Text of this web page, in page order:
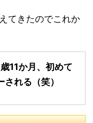
てきたのでこれか
歳11か月、初めて
れる（笑）